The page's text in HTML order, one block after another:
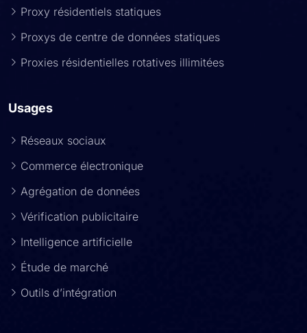
Proxy résidentiels statiques
Proxys de centre de données statiques
Proxies résidentielles rotatives illimitées
Usages
Réseaux sociaux
Commerce électronique
Agrégation de données
Vérification publicitaire
Intelligence artificielle
Étude de marché
Outils d’intégration